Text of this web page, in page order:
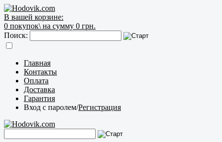
В вашей корзине:
0 покупок\ на сумму 0 грн.
Поиск:
Главная
Контакты
Оплата
Доставка
Гарантия
Вход с паролем/Регистрация